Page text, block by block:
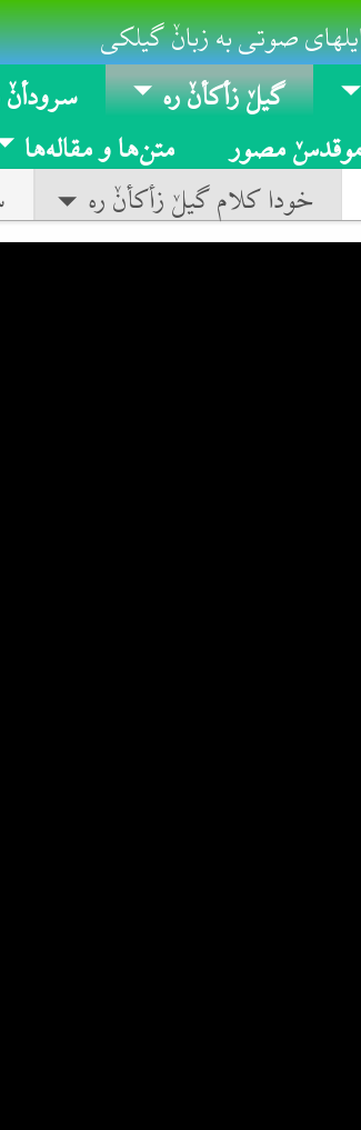
صوتی به زبانٚ گیلکی
گیلٚ زأکأنٚ ره
خودا کلام گیلٚ زأکأنٚ ره
مصور
متن‌ها و مقاله‌ها